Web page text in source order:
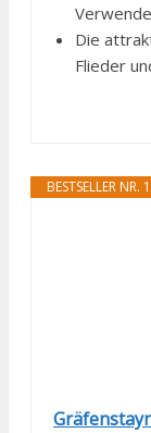
Die
Flieder
BESTSELLER NR.